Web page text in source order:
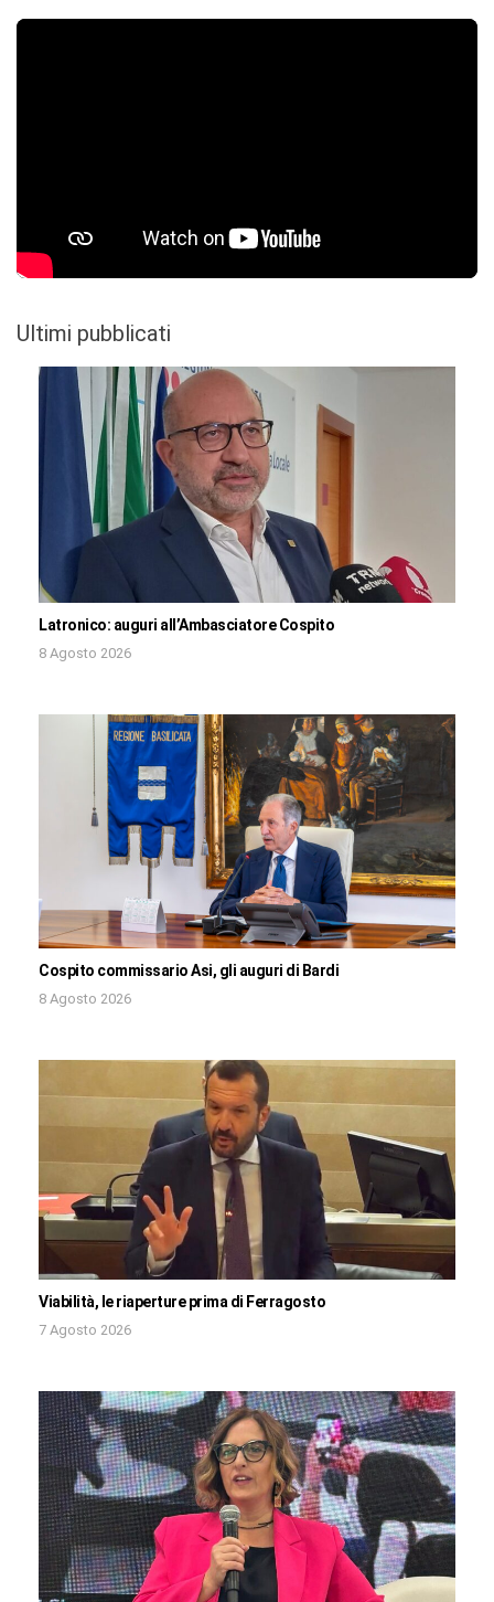
Ultimi pubblicati
Latronico: auguri all’Ambasciatore Cospito
8 Agosto 2026
Cospito commissario Asi, gli auguri di Bardi
8 Agosto 2026
Viabilità, le riaperture prima di Ferragosto
7 Agosto 2026